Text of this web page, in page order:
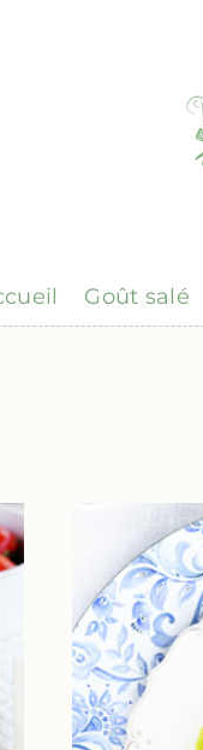
Goût salé